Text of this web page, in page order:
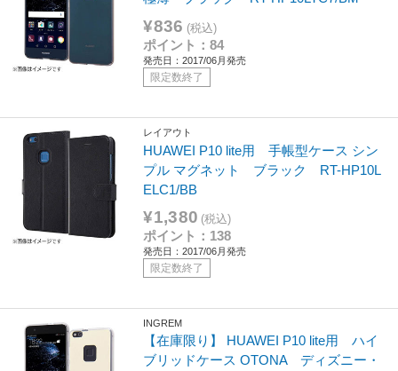
¥836 (税込)
ポイント：84
発売日：2017/06月発売
限定数終了
レイアウト
HUAWEI P10 lite用 手帳型ケース シン
プル マグネット ブラック RT-HP10L
ELC1/BB
¥1,380 (税込)
ポイント：138
発売日：2017/06月発売
限定数終了
INGREM
【在庫限り】 HUAWEI P10 lite用 ハイ
ブリッドケース OTONA ディズニー・